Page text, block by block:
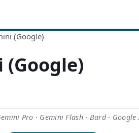
(Google)
Pro · Gemini Flash · Bard · Google